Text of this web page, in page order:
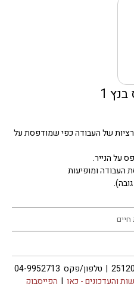
1
של העבודה כפי שמודפסת על
על הנייר.
העבודה ומופיעות
חיים
מרכז גוטסמן לתחריט, קיבוץ כברי 2512000 | טלפון/פקס 04-9952713